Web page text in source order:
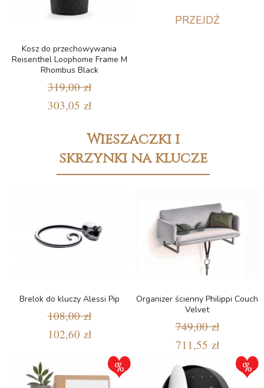
Kosz do przechowywania
Reisenthel Loophome Frame M
Rhombus Black
319,00 zł
303,05 zł
PRZEJDŹ
Wieszaczki i
skrzynki na klucze
Brelok do kluczy Alessi Pip
108,00 zł
102,60 zł
Organizer ścienny Philippi Couch
Velvet
749,00 zł
711,55 zł